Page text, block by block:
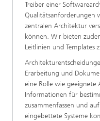
Treiber einer
Qualitätsanforderungen
zentralen Architektur
können. Wir bieten
Leitlinien und Templates
Erarbeitung und
eine Rolle wie geeignete
Informationen für
zusammenfassen und
eingebettete Systeme